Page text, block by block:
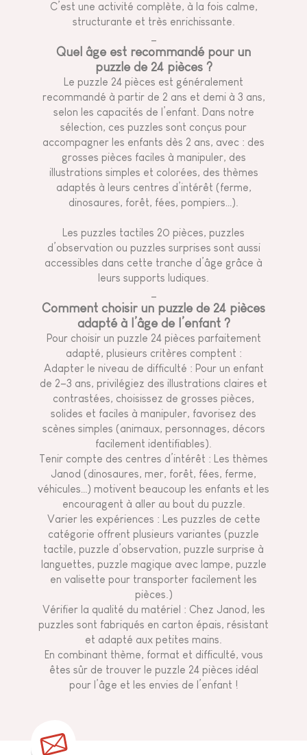
C’est une activité complète, à la fois calme,
structurante et très enrichissante.
Quel âge est recommandé pour un
puzzle de 24 pièces ?
Le puzzle 24 pièces est généralement
recommandé à partir de 2 ans et demi à 3 ans,
selon les capacités de l’enfant. Dans notre
sélection, ces puzzles sont conçus pour
accompagner les enfants dès 2 ans, avec : des
grosses pièces faciles à manipuler, des
illustrations simples et colorées, des thèmes
adaptés à leurs centres d’intérêt (ferme,
dinosaures, forêt, fées, pompiers…).
Les puzzles tactiles 20 pièces, puzzles
d’observation ou puzzles surprises sont aussi
accessibles dans cette tranche d’âge grâce à
leurs supports ludiques.
Comment choisir un puzzle de 24 pièces
adapté à l’âge de l’enfant ?
Pour choisir un puzzle 24 pièces parfaitement
adapté, plusieurs critères comptent :
Adapter le niveau de difficulté : Pour un enfant
de 2–3 ans, privilégiez des illustrations claires et
contrastées, choisissez de grosses pièces,
solides et faciles à manipuler, favorisez des
scènes simples (animaux, personnages, décors
facilement identifiables).
Tenir compte des centres d’intérêt : Les thèmes
Janod (dinosaures, mer, forêt, fées, ferme,
véhicules…) motivent beaucoup les enfants et les
encouragent à aller au bout du puzzle.
Varier les expériences : Les puzzles de cette
catégorie offrent plusieurs variantes (puzzle
tactile, puzzle d’observation, puzzle surprise à
languettes, puzzle magique avec lampe, puzzle
en valisette pour transporter facilement les
pièces.)
Vérifier la qualité du matériel : Chez Janod, les
puzzles sont fabriqués en carton épais, résistant
et adapté aux petites mains.
En combinant thème, format et difficulté, vous
êtes sûr de trouver le puzzle 24 pièces idéal
pour l’âge et les envies de l’enfant !